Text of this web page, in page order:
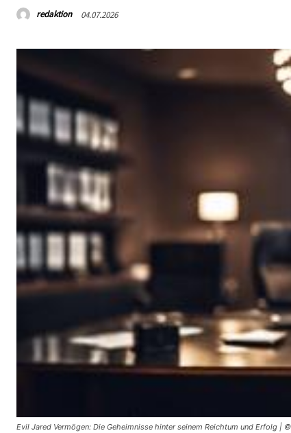
redaktion 04.07.2026
Evil Jared Vermögen: Die Geheimnisse hinter seinem Reichtum und Erfolg |